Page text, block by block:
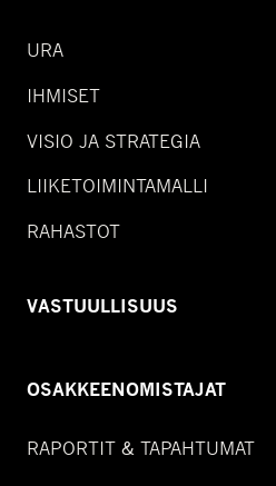
URA
IHMISET
VISIO JA STRATEGIA
LIIKETOIMINTAMALLI
RAHASTOT
VASTUULLISUUS
OSAKKEENOMISTAJAT
RAPORTIT & TAPAHTUMAT